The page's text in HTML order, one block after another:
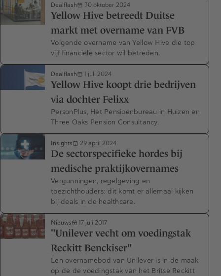
Dealflash 30 oktober 2024
Yellow Hive betreedt Duitse
markt met overname van FVB
Volgende overname van Yellow Hive die top
vijf financiële sector wil betreden.
Dealflash 1 juli 2024
Yellow Hive koopt drie bedrijven
via dochter Felixx
PersonPlus, Het Pensioenbureau in Huizen en
Three Oaks Pension Consultancy.
Insights 29 april 2024
De sectorspecifieke hordes bij
medische praktijkovernames
Vergunningen, regelgeving en
toezichthouders: dit komt er allemaal kijken
bij deals in de healthcare.
Nieuws 17 juli 2017
"Unilever vecht om voedingstak
Reckitt Benckiser"
Een overnamebod van Unilever is in de maak
op de de voedingstak van het Britse Reckitt